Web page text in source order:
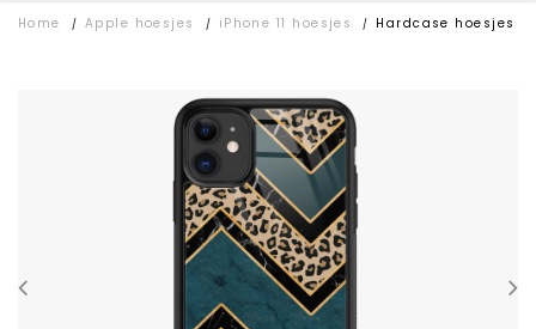
Home / Apple hoesjes / iPhone 11 hoesjes / Hardcase hoesjes